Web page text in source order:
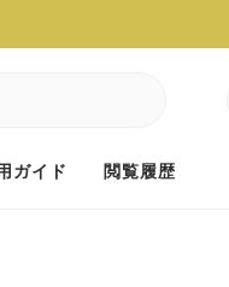
ガイド 閲覧履歴